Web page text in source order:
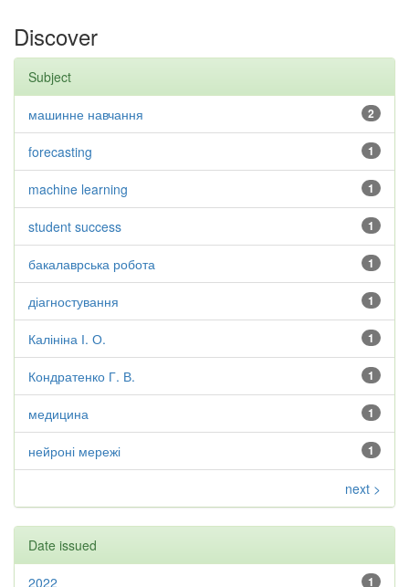
Discover
Subject
2
машинне навчання
1
forecasting
1
machine learning
1
student success
1
бакалаврська робота
1
діагностування
1
Калініна І. О.
1
Кондратенко Г. В.
1
медицина
1
нейроні мережі
next >
Date issued
1
2022